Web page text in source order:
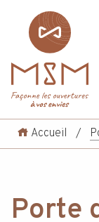
Accueil /
Porte